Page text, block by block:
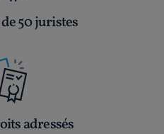
50 juristes
adressés